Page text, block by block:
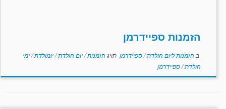
הזמנות ספיידרמן
ב הזמנות ליום הולדת/ספיידרמן תויג הזמנות/יום הולדת/יומולדת/ימי
הולדת/ספיידרמן